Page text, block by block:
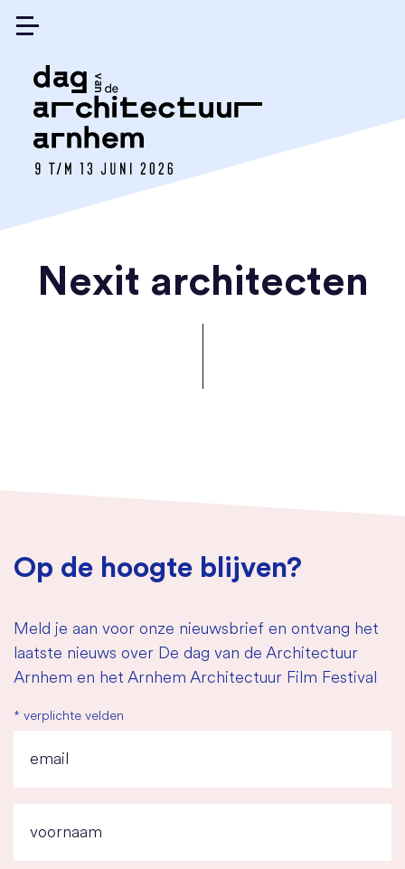
Nexit architecten
Op de hoogte blijven?
Meld je aan voor onze nieuwsbrief en ontvang het
laatste nieuws over De dag van de Architectuur
Arnhem en het Arnhem Architectuur Film Festival
* verplichte velden